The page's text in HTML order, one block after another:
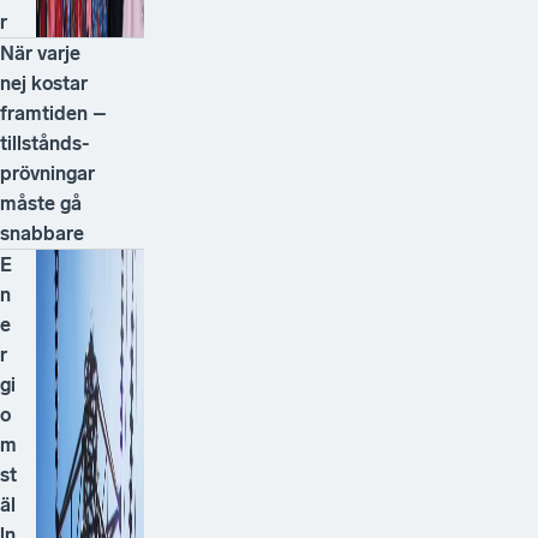
r
När varje
nej kostar
framtiden –
tillstånds­
prövningar
måste gå
snabbare
E
n
e
r
gi
o
m
st
äl